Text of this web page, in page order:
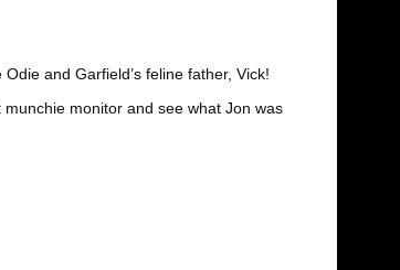
and Garfield’s feline father, Vick!
monitor and see what Jon was